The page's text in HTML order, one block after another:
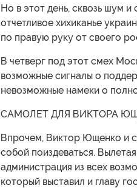
Но в этот день, сквозь шум
отчетливое хихиканье
по правую руку от своего
В четверг под этот смех
возможные сигналы о
невозможные намеки о
САМОЛЕТ ДЛЯ ВИКТОРА
Впрочем, Виктор Ющенко и
собой поиздеваться.
администрация из всех
который выставил и главу